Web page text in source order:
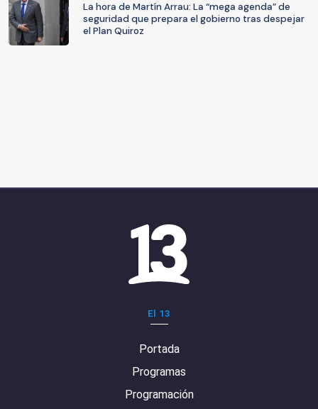
La hora de Martín Arrau: La “mega agenda” de
seguridad que prepara el gobierno tras despejar
el Plan Quiroz
El 13
Portada
Programas
Programación